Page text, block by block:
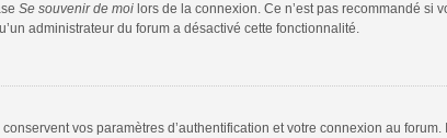
Se souvenir de moilors de la connexion. Ce n’est pas recommandé si
administrateur du forum a désactivé cette fonctionnalité.
vos paramètres d’authentification et votre connexion au